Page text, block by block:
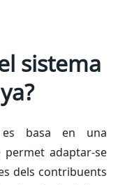
sistema
es basa en una
adaptar-se
dels contribuents